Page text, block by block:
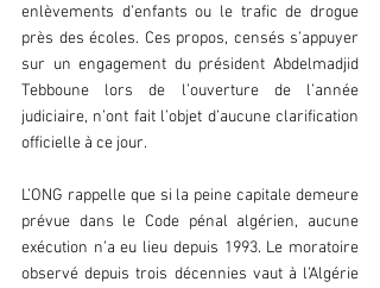
enlèvements d’enfants ou le trafic de drogue
près des écoles. Ces propos, censés s’appuyer
sur un engagement du président Abdelmadjid
Tebboune lors de l’ouverture de l’année
judiciaire, n’ont fait l’objet d’aucune clarification
officielle à ce jour.
L’ONG rappelle que si la peine capitale demeure
prévue dans le Code pénal algérien, aucune
exécution n’a eu lieu depuis 1993. Le moratoire
observé depuis trois décennies vaut à l’Algérie